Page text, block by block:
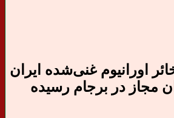
اورانیوم غنی‌شده ایران
میزان مجاز در برجام رسیده